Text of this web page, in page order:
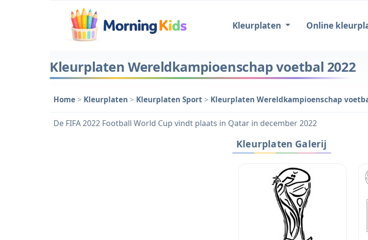
Kleurplaten Online
Kleurplaten Wereldkampioenschap voetbal 2022
Home > Kleurplaten > Kleurplaten Sport > Kleurplaten Wereldkampioenschap
De FIFA 2022 Football World Cup vindt plaats in Qatar in december 2022
Kleurplaten Galerij